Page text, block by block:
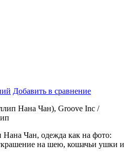
Добавить в сравнение
Нана Чан), Groove Inc /
Чан, одежда как на фото:
на шею, кошачьи ушки и